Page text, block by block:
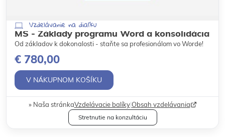
Vzdelávanie na diaľku
MS - Základy programu Word a konsolidácia
Od základov k dokonalosti - staňte sa profesionálom vo Worde!
€ 780,00
V NÁKUPNOM KOŠÍKU
Naša stránkaVzdelávacie balíky|Obsah vzdelávania
Stretnutie na konzultáciu